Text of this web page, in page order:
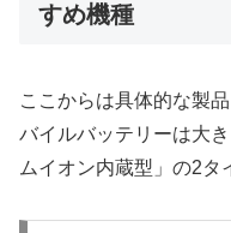
すめ機種
ここからは具体的な製
バイルバッテリーは大
ムイオン内蔵型」の2タ